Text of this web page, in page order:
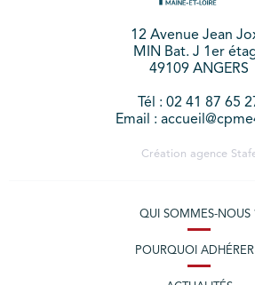
12 Avenue Jean
MIN Bat. J 1er
49109 ANGERS
Tél : 02 41 87 65
Email :
Création agence
QUI SOMMES-NOUS
POURQUOI